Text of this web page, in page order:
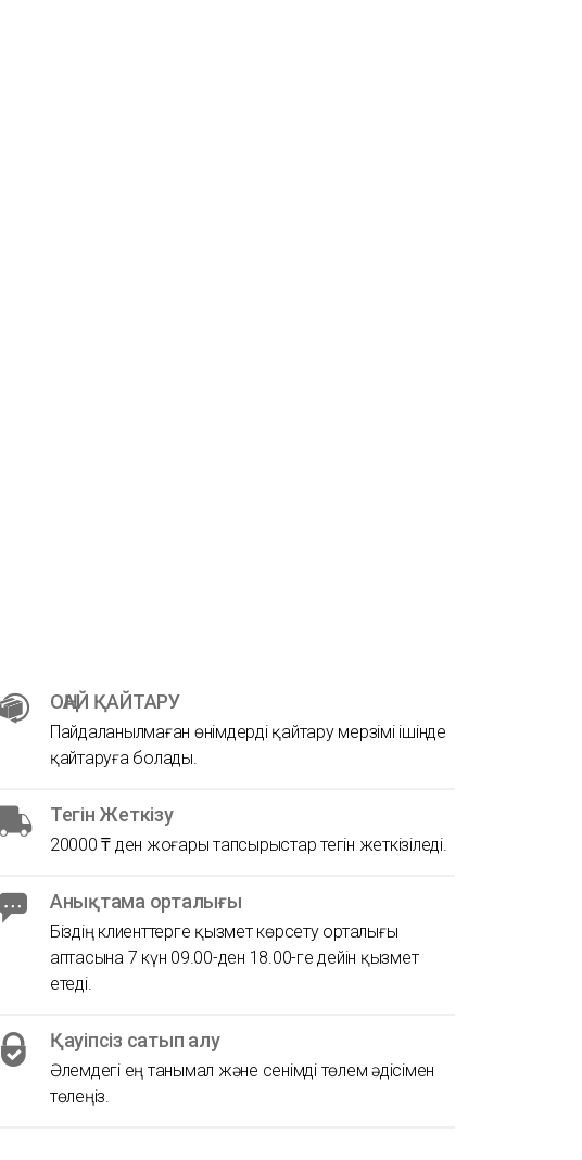
ОҢАЙ ҚАЙТАРУ
Пайдаланылмаған өнімдерді қайтару мерзімі ішінде
қайтаруға болады.
Тегін Жеткізу
20000 ₸ ден жоғары тапсырыстар тегін жеткізіледі.
Анықтама орталығы
Біздің клиенттерге қызмет көрсету орталығы
аптасына 7 күн 09.00-ден 18.00-ге дейін қызмет
етеді.
Қауіпсіз сатып алу
Әлемдегі ең танымал және сенімді төлем әдісімен
төлеңіз.